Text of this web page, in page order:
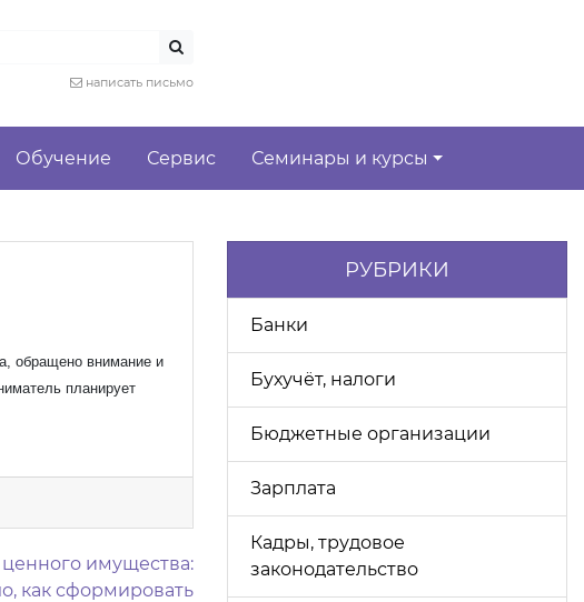
написать письмо
Обучение Сервис Семинары и курсы
обращено внимание и
планирует
имущества:
как сформировать
РУБРИКИ
Банки
Бухучёт, налоги
Бюджетные организации
Зарплата
Кадры, трудовое
законодательство